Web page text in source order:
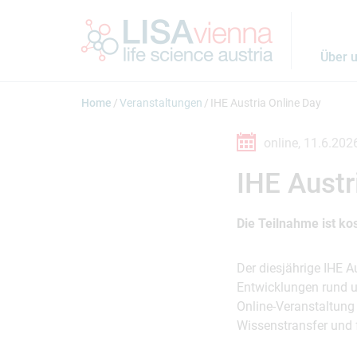
Über
Home Veranstaltungen IHE Austria Online Day
online,
IHE
Die Teilnahme ist
Der diesjährige IHE
Entwicklungen rund
Online-
Wissenstransfer